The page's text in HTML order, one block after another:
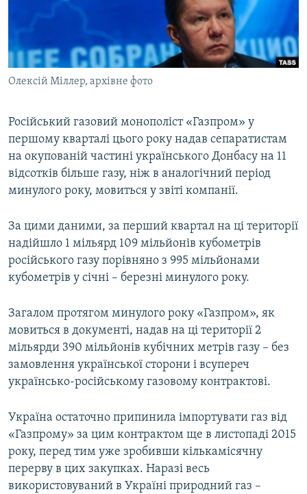
ВІДЕОУРОКИ «ELIFBE»
СВІДЧЕННЯ ОКУПАЦІЇ
УКРАЇНСЬКА ПРОБЛЕМА КРИМУ
ІНФОГРАФІКА
Qırımtatar
ДОЛУЧАЙСЯ!
Усі сайти RFE/RL
Олексій Міллер, архівне фото
Російський газовий монополіст «Газпром» у
першому кварталі цього року надав сепаратистам
на окупованій частині українського Донбасу на 11
відсотків більше газу, ніж в аналогічний період
минулого року, мовиться у звіті компанії.
За цими даними, за перший квартал на ці території
надійшло 1 мільярд 109 мільйонів кубометрів
російського газу порівняно з 995 мільйонами
кубометрів у січні – березні минулого року.
Загалом протягом минулого року «Газпром», як
мовиться в документі, надав на ці території 2
мільярди 390 мільйонів кубічних метрів газу – без
замовлення української сторони і всупереч
українсько-російському газовому контрактові.
Україна остаточно припинила імпортувати газ від
«Газпрому» за цим контрактом ще в листопаді 2015
року, перед тим уже зробивши кількамісячну
перерву в цих закупках. Наразі весь
використовуваний в Україні природний газ –